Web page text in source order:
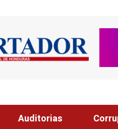
ALCALDE ZELAYA
Auditorias